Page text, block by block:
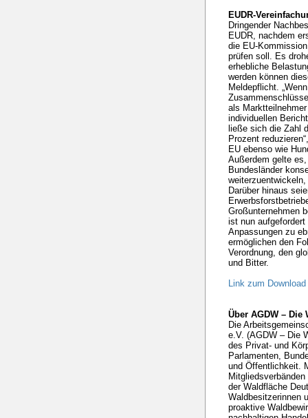
EUDR-
Dringender
EUDR, nachdem
die EU-
prüfen soll. Es
erhebliche
werden können
Meldepflicht.
als
individuellen
ließe sich die Zahl
Prozent
EU ebenso wie
Außerdem gelte
Bundesländer
Darüber hinaus
Großunternehmen
ist nun
Anpassungen zu
ermöglichen den
Verordnung, den
und Bitter.
Link zum
Über AGDW – Die
Die
e.V. (AGDW – Die
des Privat- und
Parlamenten,
und Öffentlichkeit.
der Waldfläche
Waldbesitzerinnen
proaktive